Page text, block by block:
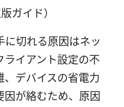
ガイド）
に切れる原因はネッ
ライアント設定の不
、デバイスの省電力
因が絡むため、原因